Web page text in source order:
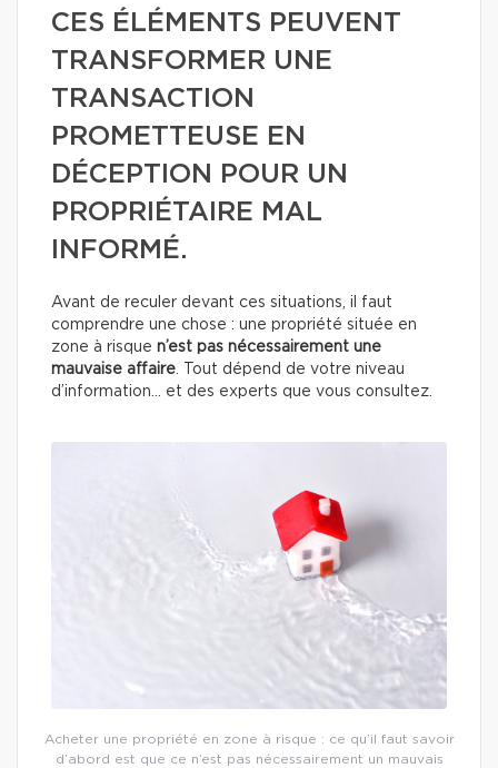
CES ÉLÉMENTS PEUVENT
TRANSFORMER UNE
TRANSACTION
PROMETTEUSE EN
DÉCEPTION POUR UN
PROPRIÉTAIRE MAL
INFORMÉ.
Avant de reculer devant ces situations, il faut
comprendre une chose : une propriété située en
zone à risque n’est pas nécessairement une
mauvaise affaire. Tout dépend de votre niveau
d’information… et des experts que vous consultez.
Acheter une propriété en zone à risque : ce qu’il faut savoir
d’abord est que ce n’est pas nécessairement un mauvais